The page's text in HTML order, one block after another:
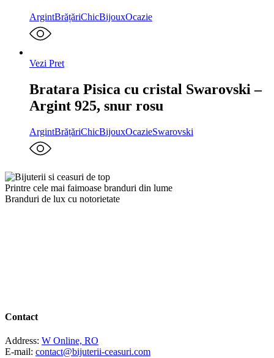
ArgintBrățăriChicBijouxOcazie
Vezi Pret
Bratara Pisica cu cristal Swarovski –
Argint 925, snur rosu
ArgintBrățăriChicBijouxOcazieSwarovski
Printre cele mai faimoase branduri din lume
Branduri de lux cu notorietate
Contact
Address: W Online, RO
E-mail: contact@bijuterii-ceasuri.com